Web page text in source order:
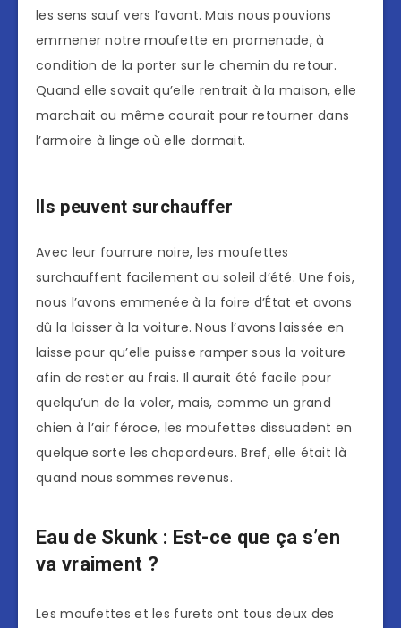
les sens sauf vers l’avant. Mais nous pouvions
emmener notre moufette en promenade, à
condition de la porter sur le chemin du retour.
Quand elle savait qu’elle rentrait à la maison, elle
marchait ou même courait pour retourner dans
l’armoire à linge où elle dormait.
Ils peuvent surchauffer
Avec leur fourrure noire, les moufettes
surchauffent facilement au soleil d’été. Une fois,
nous l’avons emmenée à la foire d’État et avons
dû la laisser à la voiture. Nous l’avons laissée en
laisse pour qu’elle puisse ramper sous la voiture
afin de rester au frais. Il aurait été facile pour
quelqu’un de la voler, mais, comme un grand
chien à l’air féroce, les moufettes dissuadent en
quelque sorte les chapardeurs. Bref, elle était là
quand nous sommes revenus.
Eau de Skunk : Est-ce que ça s’en
va vraiment ?
Les moufettes et les furets ont tous deux des